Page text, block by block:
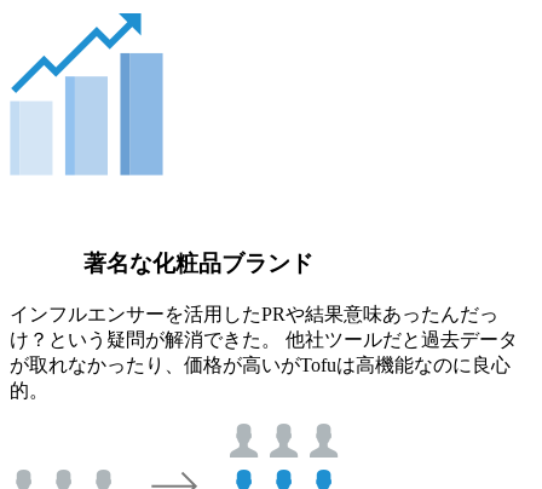
著名な化粧品ブランド
インフルエンサーを活用したPRや結果意味あったんだっ
け？という疑問が解消できた。 他社ツールだと過去データ
が取れなかったり、価格が高いがTofuは高機能なのに良心
的。